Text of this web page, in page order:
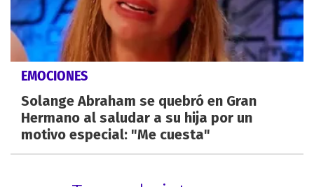
EMOCIONES
Solange Abraham se quebró en Gran
Hermano al saludar a su hija por un
motivo especial: "Me cuesta"